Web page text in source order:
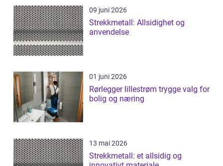
09 juni 2026
Strekkmetall: Allsidighet og
anvendelse
01 juni 2026
Rørlegger lillestrøm trygge valg for
bolig og næring
13 mai 2026
Strekkmetall: et allsidig og